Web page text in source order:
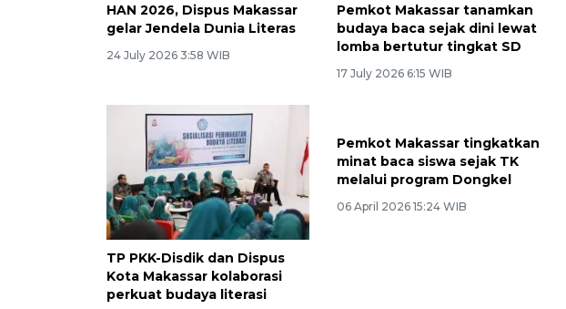
HAN 2026, Dispus Makassar
gelar Jendela Dunia Literas
24 July 2026 3:58 WIB
Pemkot Makassar tanamkan
budaya baca sejak dini lewat
lomba bertutur tingkat SD
17 July 2026 6:15 WIB
TP PKK-Disdik dan Dispus
Kota Makassar kolaborasi
perkuat budaya literasi
Pemkot Makassar tingkatkan
minat baca siswa sejak TK
melalui program Dongkel
06 April 2026 15:24 WIB